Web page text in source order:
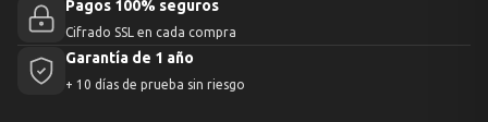
Pagos 100% seguros
Cifrado SSL en cada compra
Garantía de 1 año
+ 10 días de prueba sin riesgo